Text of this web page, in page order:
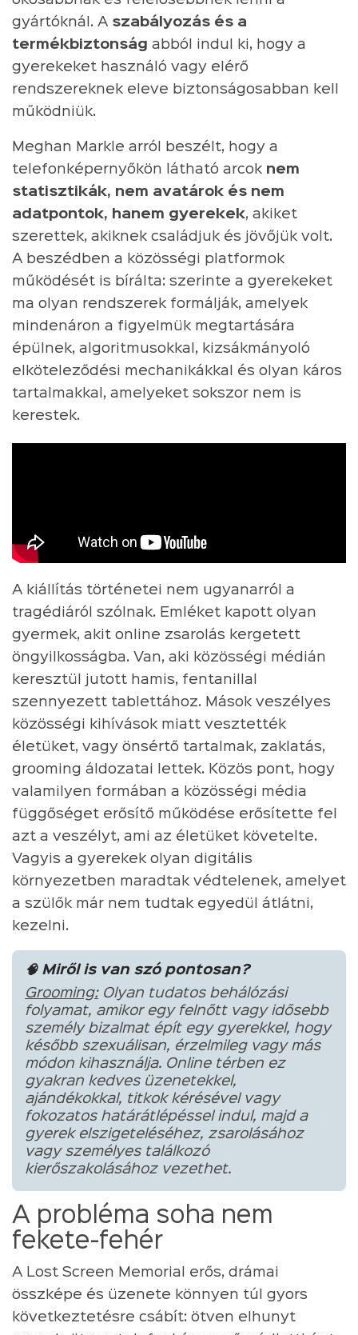
gyártóknál. A szabályozás és a
termékbiztonság abból indul ki, hogy a
gyerekeket használó vagy elérő
rendszereknek eleve biztonságosabban kell
működniük.
Meghan Markle arról beszélt, hogy a
telefonképernyőkön látható arcok nem
statisztikák, nem avatárok és nem
adatpontok, hanem gyerekek, akiket
szerettek, akiknek családjuk és jövőjük volt.
A beszédben a közösségi platformok
működését is bírálta: szerinte a gyerekeket
ma olyan rendszerek formálják, amelyek
mindenáron a figyelmük megtartására
épülnek, algoritmusokkal, kizsákmányoló
elköteleződési mechanikákkal és olyan káros
tartalmakkal, amelyeket sokszor nem is
kerestek.
A kiállítás történetei nem ugyanarról a
tragédiáról szólnak. Emléket kapott olyan
gyermek, akit online zsarolás kergetett
öngyilkosságba. Van, aki közösségi médián
keresztül jutott hamis, fentanillal
szennyezett tablettához. Mások veszélyes
közösségi kihívások miatt vesztették
életüket, vagy önsértő tartalmak, zaklatás,
grooming áldozatai lettek. Közös pont, hogy
valamilyen formában a közösségi média
függőséget erősítő működése erősítette fel
azt a veszélyt, ami az életüket követelte.
Vagyis a gyerekek olyan digitális
környezetben maradtak védtelenek, amelyet
a szülők már nem tudtak egyedül átlátni,
kezelni.
🧠 Miről is van szó pontosan?
Grooming:Olyan tudatos behálózási
folyamat, amikor egy felnőtt vagy idősebb
személy bizalmat épít egy gyerekkel, hogy
később szexuálisan, érzelmileg vagy más
módon kihasználja. Online térben ez
gyakran kedves üzenetekkel,
ajándékokkal, titkok kérésével vagy
fokozatos határátlépéssel indul, majd a
gyerek elszigeteléséhez, zsarolásához
vagy személyes találkozó
kierőszakolásához vezethet.
A probléma soha nem
fekete-fehér
A Lost Screen Memorial erős, drámai
összképe és üzenete könnyen túl gyors
következtetésre csábít: ötven elhunyt